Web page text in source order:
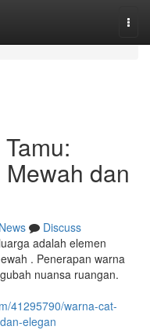
dan
News
Discuss
adalah elemen
. Penerapan warna
nuansa ruangan.
41295790/warna-cat-
elegan